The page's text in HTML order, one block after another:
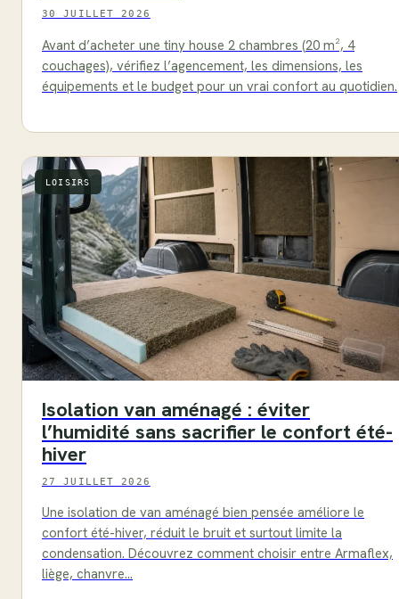
30 JUILLET 2026
Avant d’acheter une tiny house 2 chambres (20 m², 4
couchages), vérifiez l’agencement, les dimensions, les
équipements et le budget pour un vrai confort au quotidien.
LOISIRS
Isolation van aménagé : éviter
l’humidité sans sacrifier le confort été-
hiver
27 JUILLET 2026
Une isolation de van aménagé bien pensée améliore le
confort été-hiver, réduit le bruit et surtout limite la
condensation. Découvrez comment choisir entre Armaflex,
liège, chanvre…